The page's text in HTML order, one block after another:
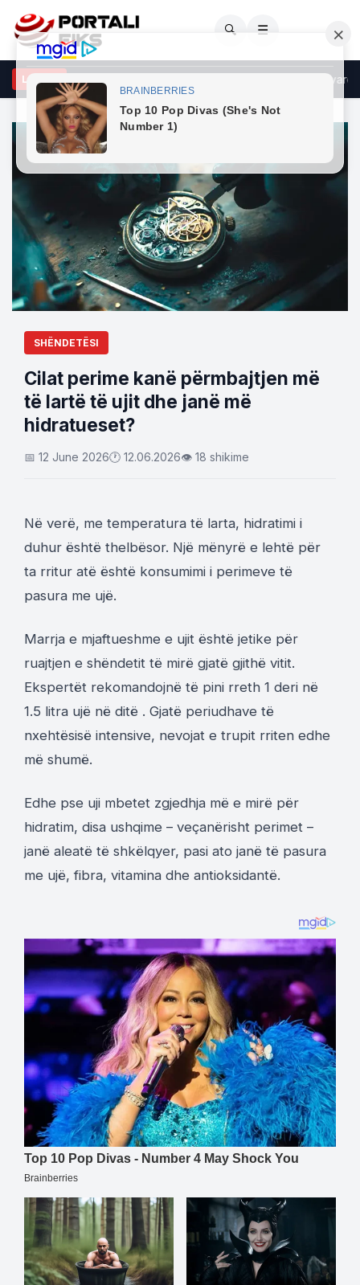
🔍 ☰
LAJME
e Shqipërisë i reagon Zelenskyt për deklaratat kundër
SHËNDETËSI
Cilat perime kanë përmbajtjen më
të lartë të ujit dhe janë më
hidratueset?
📅 12 June 2026🕐 12.06.2026👁 18 shikime
Në verë, me temperatura të larta, hidratimi i
duhur është thelbësor. Një mënyrë e lehtë për
ta rritur atë është konsumimi i perimeve të
pasura me ujë.
Marrja e mjaftueshme e ujit është jetike për
ruajtjen e shëndetit të mirë gjatë gjithë vitit.
Ekspertët rekomandojnë të pini rreth 1 deri në
1.5 litra ujë në ditë . Gjatë periudhave të
nxehtësisë intensive, nevojat e trupit rriten edhe
më shumë.
Edhe pse uji mbetet zgjedhja më e mirë për
hidratim, disa ushqime – veçanërisht perimet –
janë aleatë të shkëlqyer, pasi ato janë të pasura
me ujë, fibra, vitamina dhe antioksidantë.